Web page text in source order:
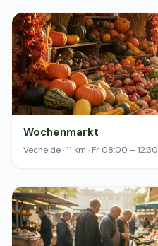
Wochenmarkt
Vechelde · 11 km · Fr 08:00 – 12:30